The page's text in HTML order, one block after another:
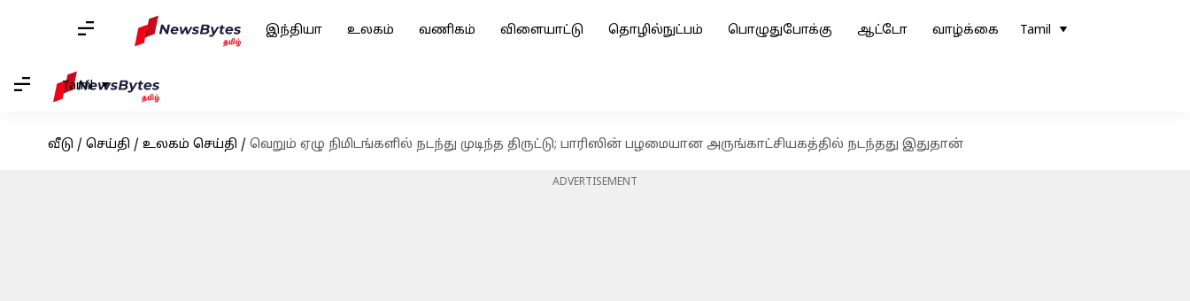
இந்தியா உலகம் வணிகம் விளையாட்டு தொழில்நுட்பம் பொழுதுபோக்கு ஆட்டோ வாழ்க்கை Tamil
Tamil
வீடு / செய்தி / உலகம் செய்தி / வெறும் ஏழு நிமிடங்களில் நடந்து முடிந்த திருட்டு; பாரிஸின் பழமையான அருங்காட்சியகத்தில் நடந்தது இதுதான்
ADVERTISEMENT